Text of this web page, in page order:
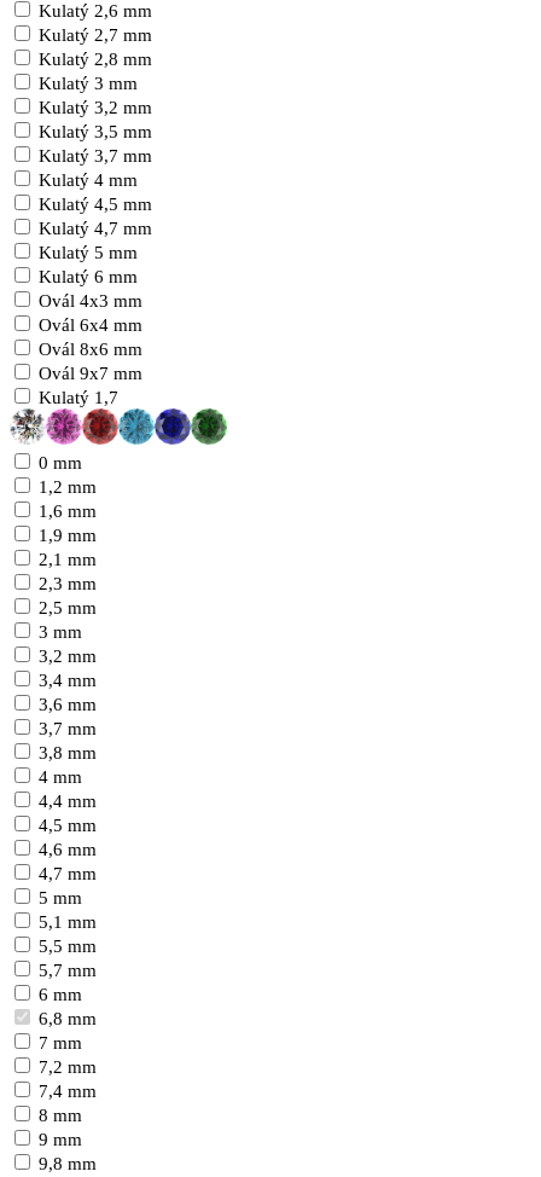
Kulatý 2,6 mm
Kulatý 2,7 mm
Kulatý 2,8 mm
Kulatý 3 mm
Kulatý 3,2 mm
Kulatý 3,5 mm
Kulatý 3,7 mm
Kulatý 4 mm
Kulatý 4,5 mm
Kulatý 4,7 mm
Kulatý 5 mm
Kulatý 6 mm
Ovál 4x3 mm
Ovál 6x4 mm
Ovál 8x6 mm
Ovál 9x7 mm
Kulatý 1,7
0 mm
1,2 mm
1,6 mm
1,9 mm
2,1 mm
2,3 mm
2,5 mm
3 mm
3,2 mm
3,4 mm
3,6 mm
3,7 mm
3,8 mm
4 mm
4,4 mm
4,5 mm
4,6 mm
4,7 mm
5 mm
5,1 mm
5,5 mm
5,7 mm
6 mm
6,8 mm
7 mm
7,2 mm
7,4 mm
8 mm
9 mm
9,8 mm